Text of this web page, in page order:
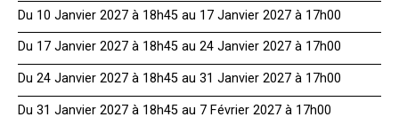
Du 10 Janvier 2027 à 18h45 au 17 Janvier 2027 à 17h00
Du 17 Janvier 2027 à 18h45 au 24 Janvier 2027 à 17h00
Du 24 Janvier 2027 à 18h45 au 31 Janvier 2027 à 17h00
Du 31 Janvier 2027 à 18h45 au 7 Février 2027 à 17h00